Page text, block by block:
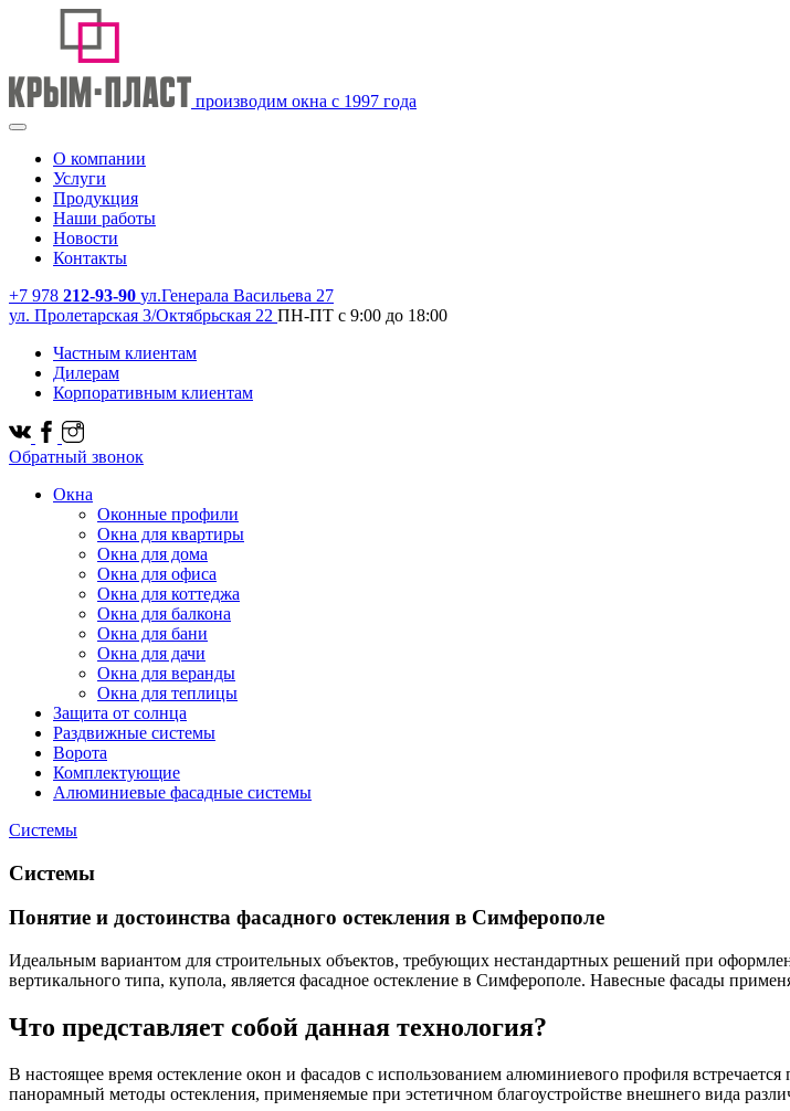
производим окна с 1997 года
О компании
Услуги
Продукция
Наши работы
Новости
Контакты
+7 978 212-93-90 ул.Генерала Васильева 27
ул. Пролетарская 3/Октябрьская 22 ПН-ПТ с 9:00 до 18:00
Частным клиентам
Дилерам
Корпоративным клиентам
Обратный звонок
Окна
Оконные профили
Окна для квартиры
Окна для дома
Окна для офиса
Окна для коттеджа
Окна для балкона
Окна для бани
Окна для дачи
Окна для веранды
Окна для теплицы
Защита от солнца
Раздвижные системы
Ворота
Комплектующие
Алюминиевые фасадные системы
Системы
Системы
Понятие и достоинства фасадного остекления в Симферополе
Идеальным вариантом для строительных объектов, требующих нестандартных решений при
вертикального типа, купола, является фасадное остекление в Симферополе. Навесные фасады
Что представляет собой данная технология?
В настоящее время остекление окон и фасадов с использованием алюминиевого профиля
панорамный методы остекления, применяемые при эстетичном благоустройстве внешнего вида